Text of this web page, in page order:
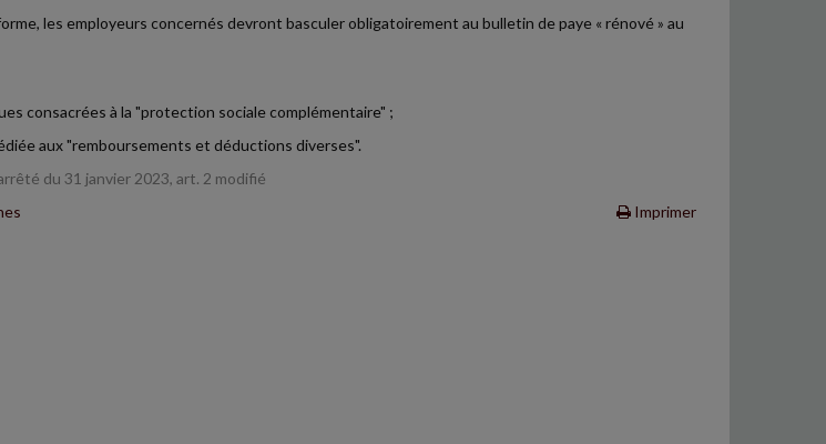
les employeurs concernés devront basculer obligatoirement au bulletin de paye « rénové » au
consacrées à la "protection sociale complémentaire" ;
aux "remboursements et déductions diverses".
du 31 janvier 2023, art. 2 modifié
Imprimer